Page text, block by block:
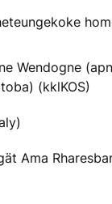
Wendogne
(kklKOS)
Ama